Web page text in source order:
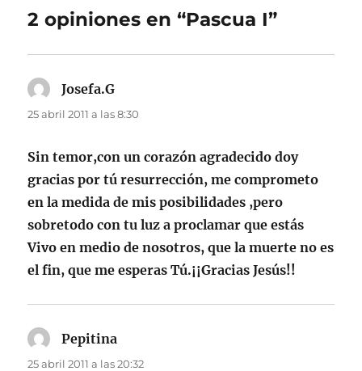
2 opiniones en “Pascua I”
Josefa.G
25 abril 2011 a las 8:30
Sin temor,con un corazón agradecido doy
gracias por tú resurrección, me comprometo
en la medida de mis posibilidades ,pero
sobretodo con tu luz a proclamar que estás
Vivo en medio de nosotros, que la muerte no es
el fin, que me esperas Tú.¡¡Gracias Jesús!!
Pepitina
25 abril 2011 a las 20:32